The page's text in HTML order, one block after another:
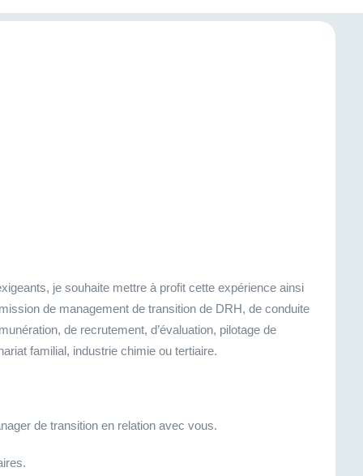
je souhaite mettre à profit cette expérience ainsi
de management de transition de DRH, de conduite
de recrutement, d’évaluation, pilotage de
familial, industrie chimie ou tertiaire.
de transition en relation avec vous.